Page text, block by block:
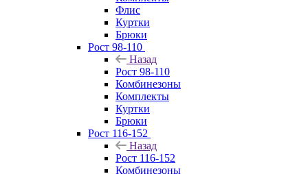
Флис
Куртки
Брюки
Рост 98-110
Назад
Рост 98-110
Комбинезоны
Комплекты
Куртки
Брюки
Рост 116-152
Назад
Рост 116-152
Комбинезоны